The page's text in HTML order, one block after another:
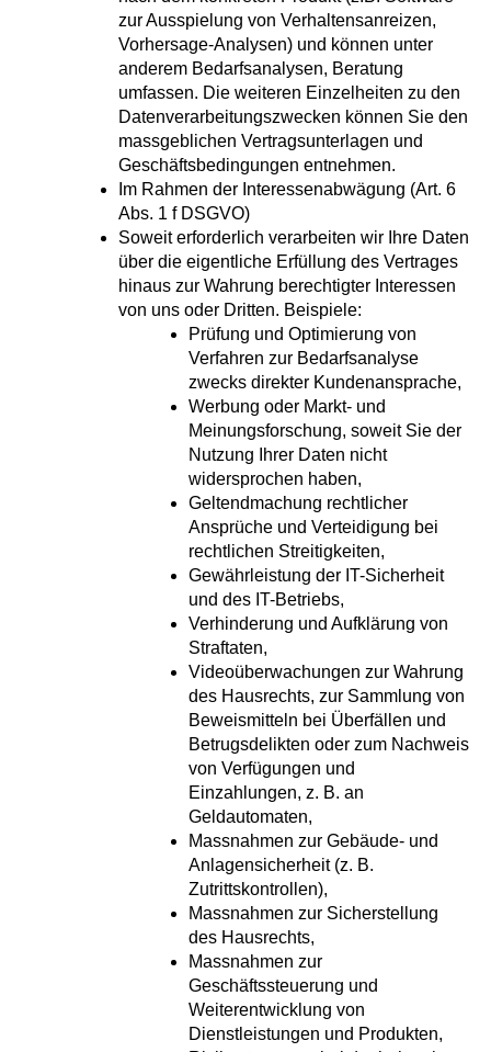
zur Ausspielung von Verhaltensanreizen,
Vorhersage-Analysen) und können unter
anderem Bedarfsanalysen, Beratung
umfassen. Die weiteren Einzelheiten zu den
Datenverarbeitungszwecken können Sie den
massgeblichen Vertragsunterlagen und
Geschäftsbedingungen entnehmen.
Im Rahmen der Interessenabwägung (Art. 6
Abs. 1 f DSGVO)
Soweit erforderlich verarbeiten wir Ihre Daten
über die eigentliche Erfüllung des Vertrages
hinaus zur Wahrung berechtigter Interessen
von uns oder Dritten. Beispiele:
Prüfung und Optimierung von
Verfahren zur Bedarfsanalyse
zwecks direkter Kundenansprache,
Werbung oder Markt- und
Meinungsforschung, soweit Sie der
Nutzung Ihrer Daten nicht
widersprochen haben,
Geltendmachung rechtlicher
Ansprüche und Verteidigung bei
rechtlichen Streitigkeiten,
Gewährleistung der IT-Sicherheit
und des IT-Betriebs,
Verhinderung und Aufklärung von
Straftaten,
Videoüberwachungen zur Wahrung
des Hausrechts, zur Sammlung von
Beweismitteln bei Überfällen und
Betrugsdelikten oder zum Nachweis
von Verfügungen und
Einzahlungen, z. B. an
Geldautomaten,
Massnahmen zur Gebäude- und
Anlagensicherheit (z. B.
Zutrittskontrollen),
Massnahmen zur Sicherstellung
des Hausrechts,
Massnahmen zur
Geschäftssteuerung und
Weiterentwicklung von
Dienstleistungen und Produkten,